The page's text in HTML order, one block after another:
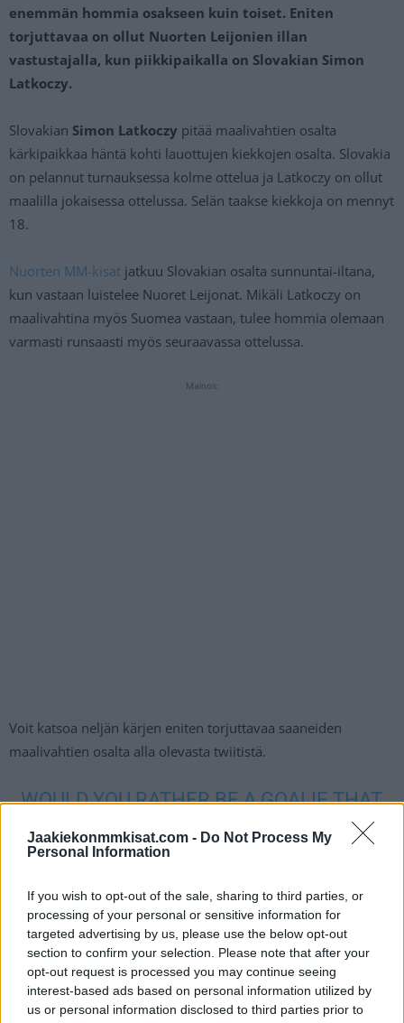
Jaakiekonmmkisat.com - Do Not Process My
Personal Information
If you wish to opt-out of the sale, sharing to third parties, or
processing of your personal or sensitive information for
targeted advertising by us, please use the below opt-out
section to confirm your selection. Please note that after your
opt-out request is processed you may continue seeing
interest-based ads based on personal information utilized by
us or personal information disclosed to third parties prior to
enemmän hommia osakseen kuin toiset. Eniten
torjuttavaa on ollut Nuorten Leijonien illan
vastustajalla, kun piikkipaikalla on Slovakian Simon
Latkoczy.
Slovakian Simon Latkoczy pitää maalivahtien osalta
kärkipaikkaa häntä kohti lauottujen kiekkojen osalta. Slovakia
on pelannut turnauksessa kolme ottelua ja Latkoczy on ollut
maalilla jokaisessa ottelussa. Selän taakse kiekkoja on mennyt
18.
Nuorten MM-kisat jatkuu Slovakian osalta sunnuntai-iltana,
kun vastaan luistelee Nuoret Leijonat. Mikäli Latkoczy on
maalivahtina myös Suomea vastaan, tulee hommia olemaan
varmasti runsaasti myös seuraavassa ottelussa.
Mainos:
Voit katsoa neljän kärjen eniten torjuttavaa saaneiden
maalivahtien osalta alla olevasta twiitistä.
WOULD YOU RATHER BE A GOALIE THAT
FACES 40-50 SHOTS PER GAME, OR
UNDER 20?#WORLDJUNIORS
— IIHF (@IIHFHockey) August 14, 2022
Jos twiitti ei näy laitteellasi voit katsoa sen suoraanTwitteristä